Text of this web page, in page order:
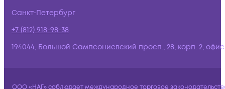
Санкт-Петербург
+7 (812) 918-98-38
194044, Большой Сампсониевский просп., 28, корп. 2,
ООО «НАГ» соблюдает международное торговое